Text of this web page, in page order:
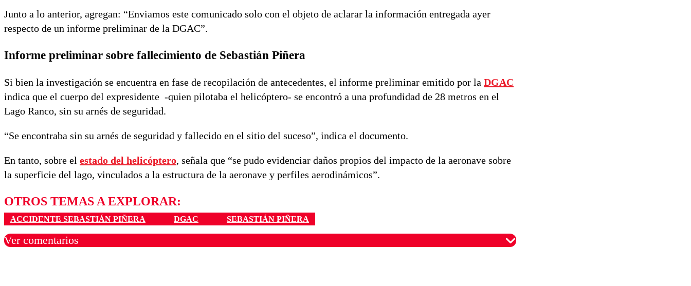
Junto a lo anterior, agregan: “Enviamos este comunicado solo con el objeto de aclarar la información entregada ayer
respecto de un informe preliminar de la DGAC”.
Informe preliminar sobre fallecimiento de Sebastián Piñera
Si bien la investigación se encuentra en fase de recopilación de antecedentes, el informe preliminar emitido por la DGAC
indica que el cuerpo del expresidente -quien pilotaba el helicóptero- se encontró a una profundidad de 28 metros en el
Lago Ranco, sin su arnés de seguridad.
“Se encontraba sin su arnés de seguridad y fallecido en el sitio del suceso”, indica el documento.
En tanto, sobre el estado del helicóptero, señala que “se pudo evidenciar daños propios del impacto de la aeronave sobre
la superficie del lago, vinculados a la estructura de la aeronave y perfiles aerodinámicos”.
OTROS TEMAS A EXPLORAR:
ACCIDENTE SEBASTIÁN PIÑERA DGAC SEBASTIÁN PIÑERA
Ver comentarios